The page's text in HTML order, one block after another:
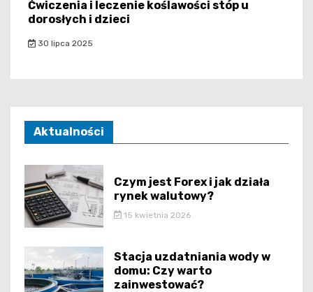
Ćwiczenia i leczenie koślawości stóp u
dorosłych i dzieci
30 lipca 2025
Aktualności
Czym jest Forex i jak działa
rynek walutowy?
15 kwietnia 2026
Stacja uzdatniania wody w
domu: Czy warto
zainwestować?